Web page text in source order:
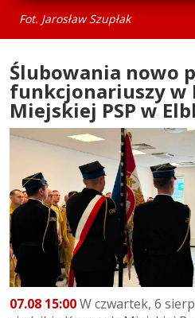
Fot. Jarosław Szupłak
Ślubowania nowo
funkcjonariuszy w
Miejskiej PSP w
07.08 15:00W czwartek, 6